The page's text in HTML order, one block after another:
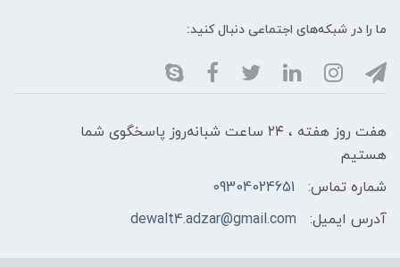
ما را در شبکه‌های اجتماعی دنبال کنید:
هفت روز هفته ، ۲۴ ساعت شبانه‌روز پاسخگوی شما
هستیم
شماره تماس:
09304024651
آدرس ایمیل:
dewalt4.adzar@gmail.com